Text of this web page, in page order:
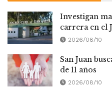
Investigan
carrera en el
2026/08/10
San Juan
de 11 años
2026/08/10